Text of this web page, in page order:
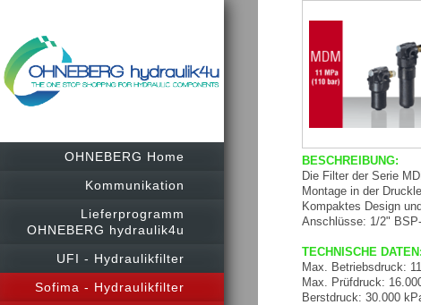
OHNEBERG Home
Kommunikation
Lieferprogramm
OHNEBERG hydraulik4u
UFI - Hydraulikfilter
Sofima - Hydraulikfilter
BESCHREIBUNG:
Die Filter der Serie
Montage in der
Kompaktes Design
Anschlüsse: 1/2"
TECHNISCHE DATEN:
Max. Betriebsdruck:
Max. Prüfdruck:
Berstdruck: 30.000